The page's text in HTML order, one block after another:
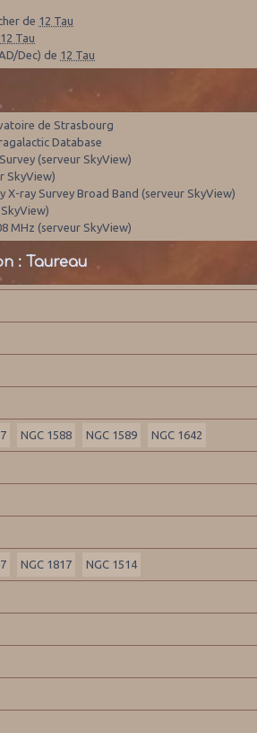
de 12 Tau
12 Tau
Dec) de 12 Tau
de Strasbourg
Database
(serveur SkyView)
SkyView)
X-ray Survey Broad Band (serveur SkyView)
MHz (serveur SkyView)
: Taureau
NGC 1588 NGC 1589 NGC 1642
NGC 1817 NGC 1514